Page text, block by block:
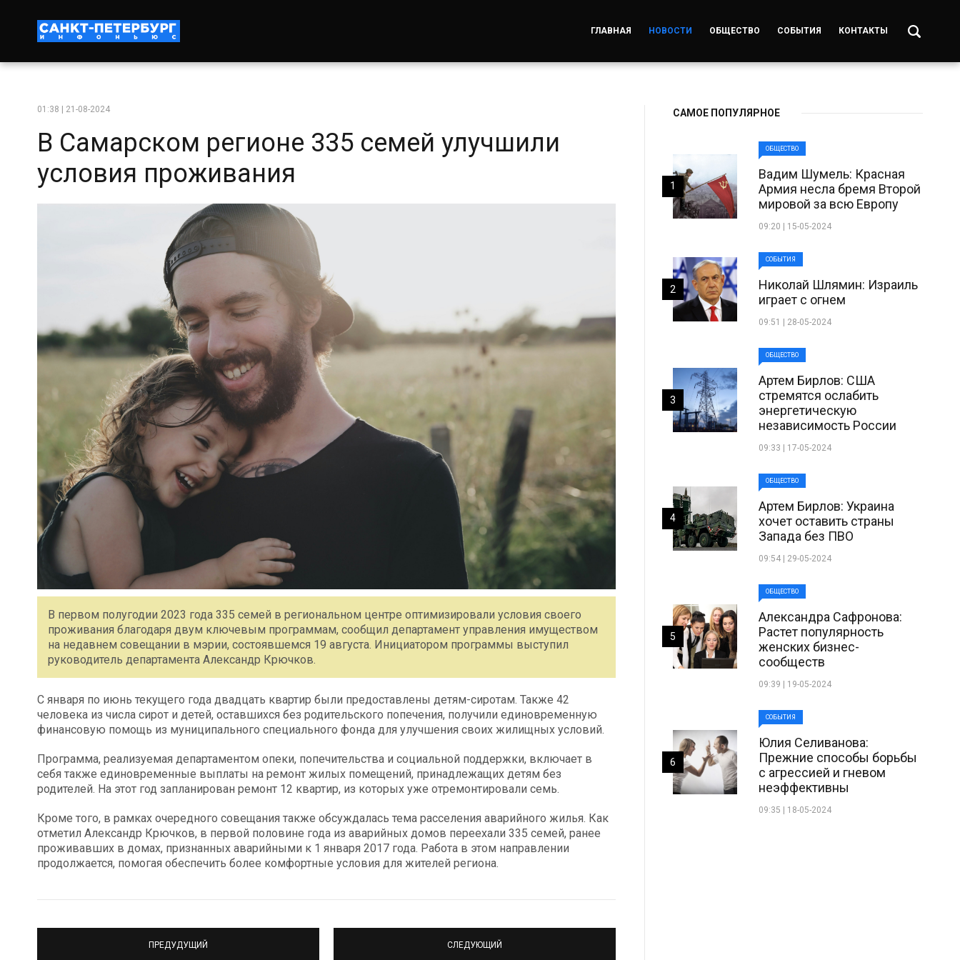
ГЛАВНАЯ НОВОСТИ ОБЩЕСТВО СОБЫТИЯ КОНТАКТЫ
01:38 | 21-08-2024
В Самарском регионе 335 семей улучшили
условия проживания
В первом полугодии 2023 года 335 семей в региональном центре оптимизировали условия своего
проживания благодаря двум ключевым программам, сообщил департамент управления имуществом
на недавнем совещании в мэрии, состоявшемся 19 августа. Инициатором программы выступил
руководитель департамента Александр Крючков.
С января по июнь текущего года двадцать квартир были предоставлены детям-сиротам. Также 42
человека из числа сирот и детей, оставшихся без родительского попечения, получили единовременную
финансовую помощь из муниципального специального фонда для улучшения своих жилищных условий.
Программа, реализуемая департаментом опеки, попечительства и социальной поддержки, включает в
себя также единовременные выплаты на ремонт жилых помещений, принадлежащих детям без
родителей. На этот год запланирован ремонт 12 квартир, из которых уже отремонтировали семь.
Кроме того, в рамках очередного совещания также обсуждалась тема расселения аварийного жилья. Как
отметил Александр Крючков, в первой половине года из аварийных домов переехали 335 семей, ранее
проживавших в домах, признанных аварийными к 1 января 2017 года. Работа в этом направлении
продолжается, помогая обеспечить более комфортные условия для жителей региона.
ПРЕДУДУЩИЙ СЛЕДУЮЩИЙ
САМОЕ ПОПУЛЯРНОЕ
ОБЩЕСТВО
Вадим Шумель: Красная
Армия несла бремя Второй
мировой за всю Европу
09:20 | 15-05-2024
1
СОБЫТИЯ
Николай Шлямин: Израиль
играет с огнем
09:51 | 28-05-2024
2
ОБЩЕСТВО
Артем Бирлов: США
стремятся ослабить
энергетическую
независимость России
09:33 | 17-05-2024
3
ОБЩЕСТВО
Артем Бирлов: Украина
хочет оставить страны
Запада без ПВО
09:54 | 29-05-2024
4
ОБЩЕСТВО
Александра Сафронова:
Растет популярность
женских бизнес-
сообществ
09:39 | 19-05-2024
5
СОБЫТИЯ
Юлия Селиванова:
Прежние способы борьбы
с агрессией и гневом
неэффективны
09:35 | 18-05-2024
6